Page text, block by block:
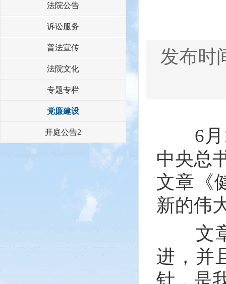
法院公告
诉讼服务
普法宣传
法院文化
专题专栏
党廉建设
开庭公告2
发布时
6月16
中央总
文章《
新的伟
文章
进，并
针，是